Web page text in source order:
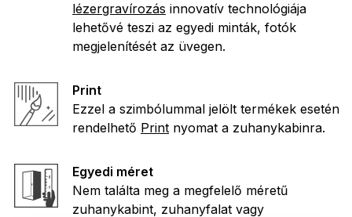
lézergravírozás innovatív technológiája
lehetővé teszi az egyedi minták, fotók
megjelenítését az üvegen.
Print
Ezzel a szimbólummal jelölt termékek esetén
rendelhető Print nyomat a zuhanykabinra.
Egyedi méret
Nem találta meg a megfelelő méretű
zuhanykabint, zuhanyfalat vagy